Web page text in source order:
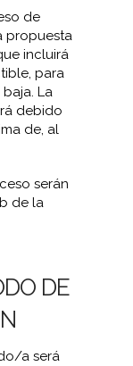
de
propuesta
incluirá
para
La
debido
de, al
serán
de la
DE
a será